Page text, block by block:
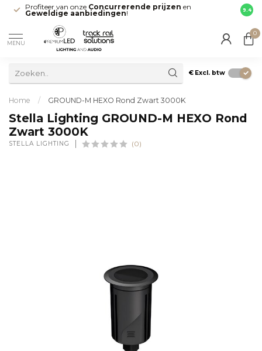
Profiteer van onze Concurrerende prijzen en
Geweldige aanbiedingen! direct
9.4
MENU
0
€ Excl. btw
Home / GROUND-M HEXO Rond Zwart 3000K
Stella Lighting GROUND-M HEXO Rond
Zwart 3000K
STELLA LIGHTING (0)